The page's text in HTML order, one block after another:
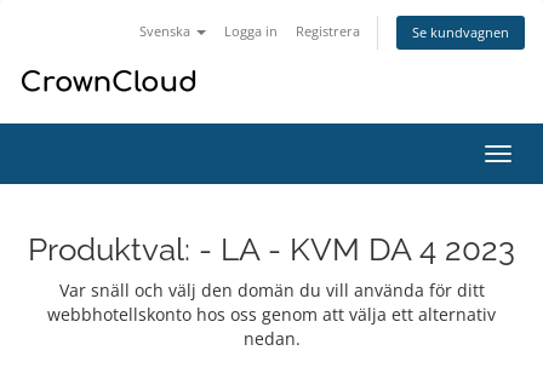
Svenska Logga in Registrera Se kundvagnen
Växla
Produktval: - LA - KVM DA 4 2023
Var snäll och välj den domän du vill använda för ditt
webbhotellskonto hos oss genom att välja ett alternativ
nedan.